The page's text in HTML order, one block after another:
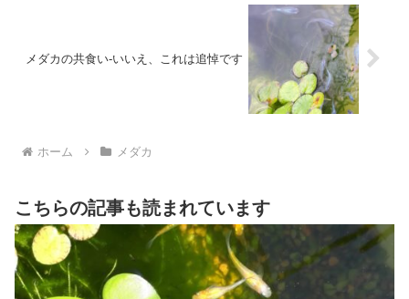
メダカの共食い-いいえ、これは追悼です
ホーム メダカ
こちらの記事も読まれています